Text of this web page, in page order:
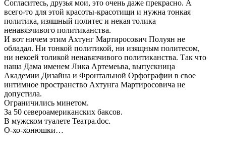
Согласитесь, друзья мои, это очень даже прекрасно. А
всего-то для этой красоты-красотищи и нужна тонкая
политика, изяшный политес и некая толика
ненавязчивого политиканства.
И вот ничем этим Ахтунг Мартиросович Полуян не
обладал. Ни тонкой политикой, ни изящным политесом,
ни некоей толикой ненавязчивого политиканства. Так что
наша Дама именем Лика Артемеьва, выпускница
Академии Дизайна и Фронтальной Орфографии в свое
интимное пространство Ахтунга Мартиросовича не
допустила.
Ограничились минетом.
За 50 североамериканских баксов.
В мужском туалете Театра.doc.
О-хо-хонюшки…